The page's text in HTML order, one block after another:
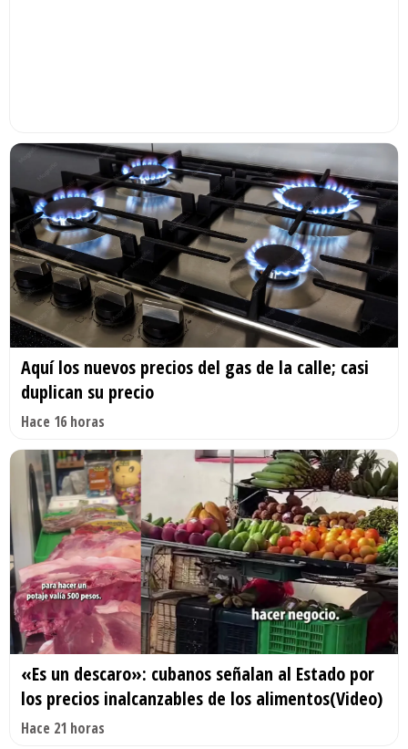
Aquí los nuevos precios del gas de la calle; casi
duplican su precio
Hace 16 horas
«Es un descaro»: cubanos señalan al Estado por
los precios inalcanzables de los alimentos(Video)
Hace 21 horas